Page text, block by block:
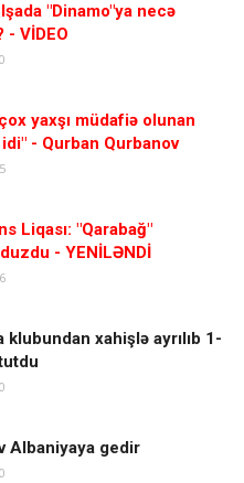
"Dinamo"ya necə
- VİDEO
yaxşı müdafiə olunan
- Qurban Qurbanov
Liqası: "Qarabağ"
- YENİLƏNDİ
klubundan xahişlə ayrılıb 1-
Albaniyaya gedir